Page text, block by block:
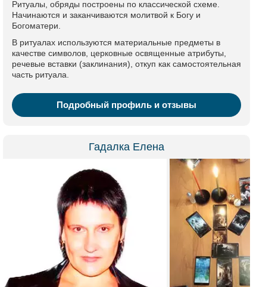
Ритуалы, обряды построены по классической схеме.
Начинаются и заканчиваются молитвой к Богу и
Богоматери.
В ритуалах используются материальные предметы в
качестве символов, церковные освященные атрибуты,
речевые вставки (заклинания), откуп как самостоятельная
часть ритуала.
Подробный профиль и отзывы
Гадалка Елена